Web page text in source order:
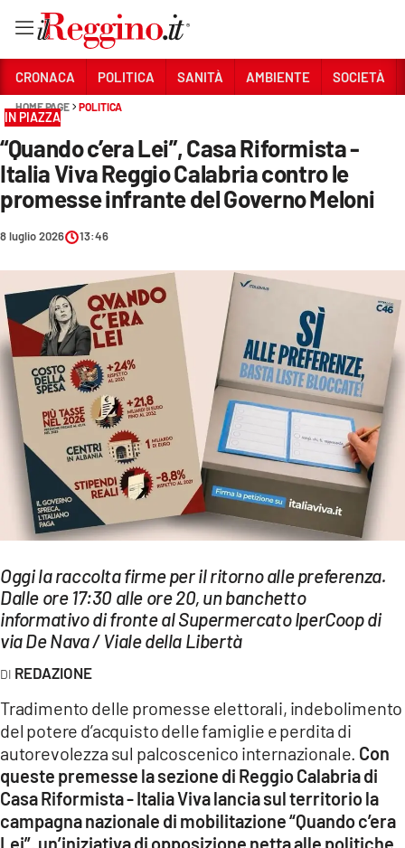
Sezioni
CRONACA
SANITÀ
AMBIENTE
SOCIETÀ
CULTURA
ECONOMIA E LAVORO
EVENTI
SPORT
Streaming
LAC NETWORK
LAC ONAIR
LaC
LACPLAY.IT
LACTV.IT
LACONAIR.IT
LACITYMAG.IT
CRONACA POLITICA SANITÀ AMBIENTE SOCIETÀ
HOME PAGE POLITICA
IN PIAZZA
“Quando c’era Lei”, Casa Riformista -
Italia Viva Reggio Calabria contro le
promesse infrante del Governo Meloni
8 luglio 2026 13:46
Oggi la raccolta firme per il ritorno alle preferenza.
Dalle ore 17:30 alle ore 20, un banchetto
informativo di fronte al Supermercato IperCoop di
via De Nava / Viale della Libertà
REDAZIONE
Tradimento delle promesse elettorali, indebolimento
del potere d’acquisto delle famiglie e perdita di
autorevolezza sul palcoscenico internazionale. Con
queste premesse la sezione di Reggio Calabria di
Casa Riformista - Italia Viva lancia sul territorio la
campagna nazionale di mobilitazione “Quando c’era
Lei”, un’iniziativa di opposizione netta alle politiche